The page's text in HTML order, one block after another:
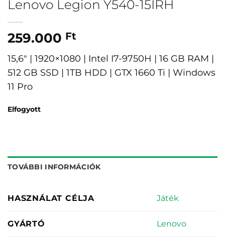
Lenovo Legion Y540-15IRH
259.000 Ft
15,6″ | 1920×1080 | Intel I7-9750H | 16 GB RAM |
512 GB SSD | 1TB HDD | GTX 1660 Ti | Windows
11 Pro
Elfogyott
TOVÁBBI INFORMÁCIÓK
HASZNÁLAT CÉLJA Játék
GYÁRTÓ Lenovo